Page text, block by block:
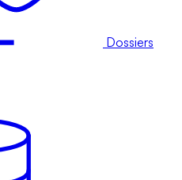
Dossiers